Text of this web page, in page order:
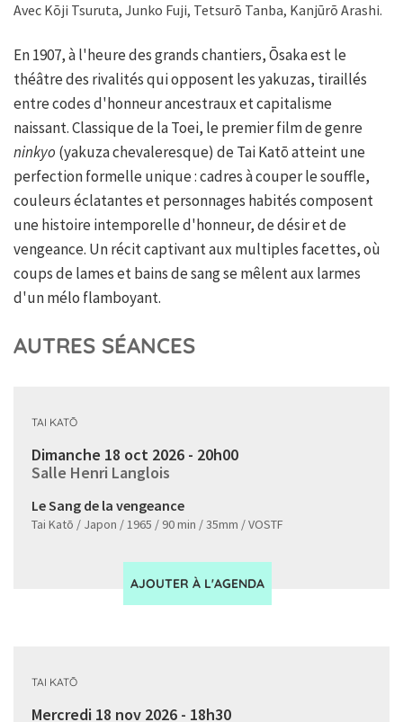
Avec Kōji Tsuruta, Junko Fuji, Tetsurō Tanba, Kanjūrō Arashi.
En 1907, à l'heure des grands chantiers, Ōsaka est le
théâtre des rivalités qui opposent les yakuzas, tiraillés
entre codes d'honneur ancestraux et capitalisme
naissant. Classique de la Toei, le premier film de genre
ninkyo (yakuza chevaleresque) de Tai Katō atteint une
perfection formelle unique : cadres à couper le souffle,
couleurs éclatantes et personnages habités composent
une histoire intemporelle d'honneur, de désir et de
vengeance. Un récit captivant aux multiples facettes, où
coups de lames et bains de sang se mêlent aux larmes
d'un mélo flamboyant.
AUTRES SÉANCES
TAI KATŌ
Dimanche 18 oct 2026 - 20h00
Salle Henri Langlois
Le Sang de la vengeance
Tai Katō / Japon / 1965 / 90 min / 35mm / VOSTF
AJOUTER À L'AGENDA
TAI KATŌ
Mercredi 18 nov 2026 - 18h30